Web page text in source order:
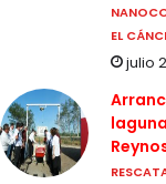
EL
julio